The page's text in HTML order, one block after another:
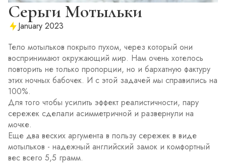
Серьги Мотыльки
January 2023
Тело мотыльков покрыто пухом, через который они
воспринимают окружающий мир. Нам очень хотелось
повторить не только пропорции, но и бархатную фактуру
этих ночных бабочек. И с этой задачей мы справились на
100%.
Для того чтобы усилить эффект реалистичности, пару
сережек сделали асимметричной и развернули на
мочке.
Еще два веских аргумента в пользу сережек в виде
мотыльков - надежный английский замок и комфортный
вес всего 5,5 грамм.